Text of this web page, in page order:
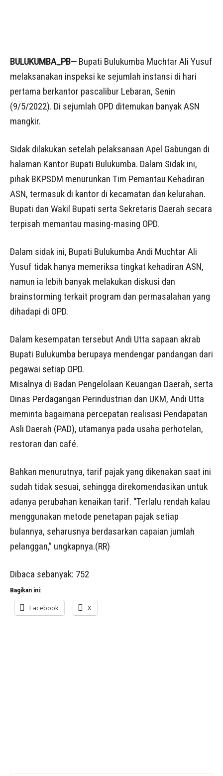
BULUKUMBA_PB— Bupati Bulukumba Muchtar Ali Yusuf
melaksanakan inspeksi ke sejumlah instansi di hari
pertama berkantor pascalibur Lebaran, Senin
(9/5/2022). Di sejumlah OPD ditemukan banyak ASN
mangkir.
Sidak dilakukan setelah pelaksanaan Apel Gabungan di
halaman Kantor Bupati Bulukumba. Dalam Sidak ini,
pihak BKPSDM menurunkan Tim Pemantau Kehadiran
ASN, termasuk di kantor di kecamatan dan kelurahan.
Bupati dan Wakil Bupati serta Sekretaris Daerah secara
terpisah memantau masing-masing OPD.
Dalam sidak ini, Bupati Bulukumba Andi Muchtar Ali
Yusuf tidak hanya memeriksa tingkat kehadiran ASN,
namun ia lebih banyak melakukan diskusi dan
brainstorming terkait program dan permasalahan yang
dihadapi di OPD.
Dalam kesempatan tersebut Andi Utta sapaan akrab
Bupati Bulukumba berupaya mendengar pandangan dari
pegawai setiap OPD.
Misalnya di Badan Pengelolaan Keuangan Daerah, serta
Dinas Perdagangan Perindustrian dan UKM, Andi Utta
meminta bagaimana percepatan realisasi Pendapatan
Asli Daerah (PAD), utamanya pada usaha perhotelan,
restoran dan café.
Bahkan menurutnya, tarif pajak yang dikenakan saat ini
sudah tidak sesuai, sehingga direkomendasikan untuk
adanya perubahan kenaikan tarif. “Terlalu rendah kalau
menggunakan metode penetapan pajak setiap
bulannya, seharusnya berdasarkan capaian jumlah
pelanggan,” ungkapnya.(RR)
Dibaca sebanyak: 752
Bagikan ini:
Facebook X